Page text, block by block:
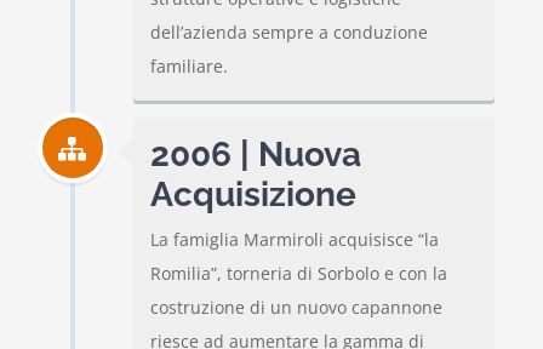
dell’azienda sempre a conduzione
familiare.
2006 | Nuova
Acquisizione
La famiglia Marmiroli acquisisce “la
Romilia”, torneria di Sorbolo e con la
costruzione di un nuovo capannone
riesce ad aumentare la gamma di